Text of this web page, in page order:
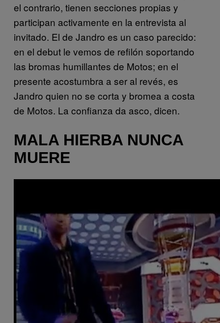
el contrario, tienen secciones propias y
participan activamente en la entrevista al
invitado. El de Jandro es un caso parecido:
en el debut le vemos de refilón soportando
las bromas humillantes de Motos; en el
presente acostumbra a ser al revés, es
Jandro quien no se corta y bromea a costa
de Motos. La confianza da asco, dicen.
MALA HIERBA NUNCA
MUERE